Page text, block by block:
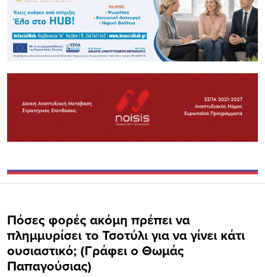
Πόσες φορές ακόμη πρέπει να
πλημμυρίσει το Τσοτύλι για να γίνει κάτι
ουσιαστικό; (Γράφει ο Θωμάς
Παπαγούσιας)